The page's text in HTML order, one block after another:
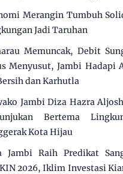
Merangin Tumbuh
Jadi Taruhan
Memuncak, Debit
Menyusut, Jambi Hadapi
dan Karhutla
Jambi Diza Hazra
Bertema
Kota Hijau
Jambi Raih Predikat
2026, Iklim Investasi